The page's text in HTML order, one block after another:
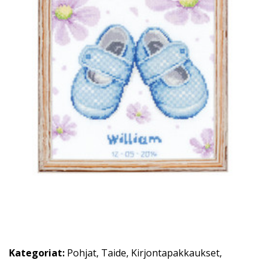
Kategoriat: Pohjat, Taide, Kirjontapakkaukset,